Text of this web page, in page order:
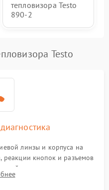
тепловизора Testo
890-2
Testo
линзы и корпуса на
кнопок и разъемов
сигнатуры на экран,
считывание системных